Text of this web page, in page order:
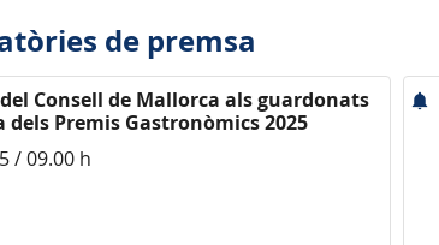
de premsa
Consell de Mallorca als guardonats
dels Premis Gastronòmics 2025
/ 09.00 h